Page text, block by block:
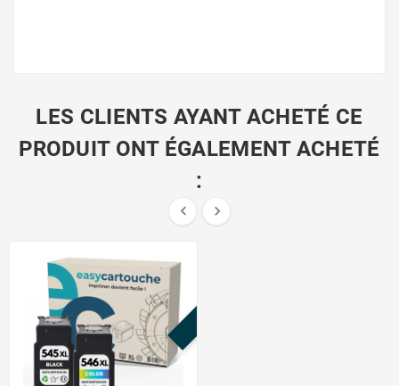
LES CLIENTS AYANT ACHETÉ CE
PRODUIT ONT ÉGALEMENT ACHETÉ
:
 